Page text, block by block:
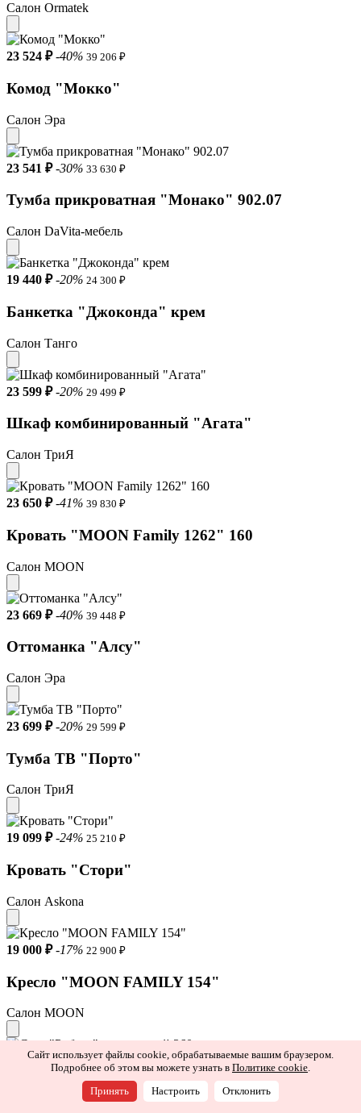
Салон Ormatek
23 524 ₽ -40% 39 206 ₽
Комод "Мокко"
Салон Эра
23 541 ₽ -30% 33 630 ₽
Тумба прикроватная "Монако" 902.07
Салон DaVita-мебель
19 440 ₽ -20% 24 300 ₽
Банкетка "Джоконда" крем
Салон Танго
23 599 ₽ -20% 29 499 ₽
Шкаф комбинированный "Агата"
Салон ТриЯ
23 650 ₽ -41% 39 830 ₽
Кровать "MOON Family 1262" 160
Салон MOON
23 669 ₽ -40% 39 448 ₽
Оттоманка "Алсу"
Салон Эра
23 699 ₽ -20% 29 599 ₽
Тумба ТВ "Порто"
Салон ТриЯ
19 099 ₽ -24% 25 210 ₽
Кровать "Стори"
Салон Askona
19 000 ₽ -17% 22 900 ₽
Кресло "MOON FAMILY 154"
Салон MOON
18 990 ₽ -43% 33 520 ₽
Стул "Роберт" поворотный 360
Сайт использует файлы cookie, обрабатываемые вашим браузером.
Подробнее об этом вы можете узнать в Политике cookie.
Принять Настроить Отклонить